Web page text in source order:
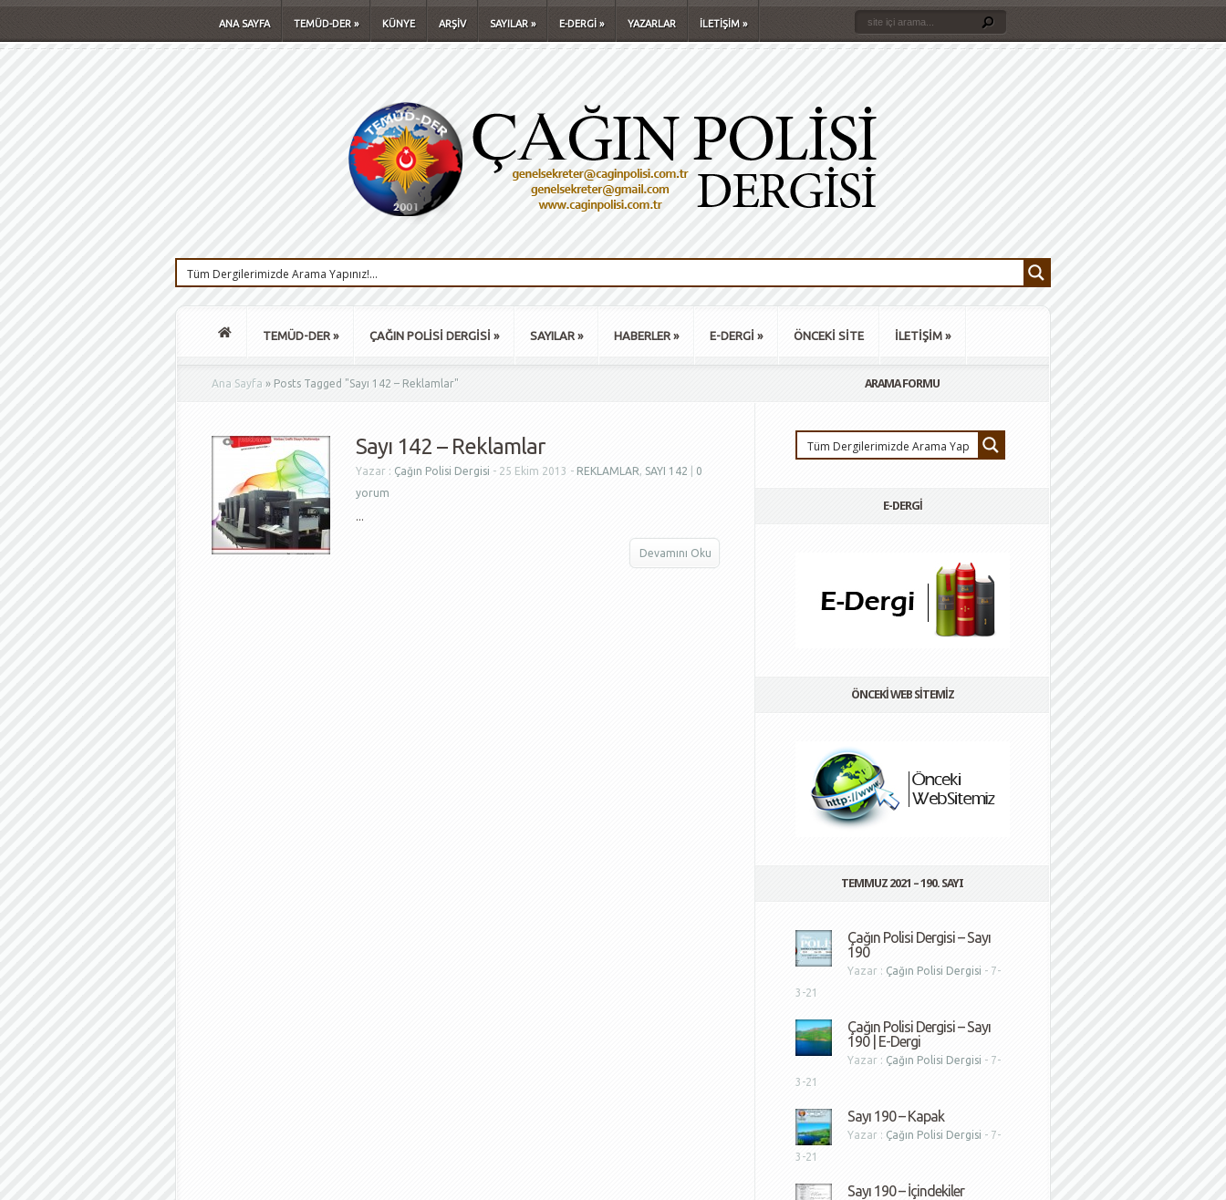
ANA SAYFA TEMÜD-DER » KÜNYE ARŞİV SAYILAR» E-DERGİ » YAZARLAR İLETİŞİM »
TEMÜD-DER » ÇAĞIN POLİSİ DERGİSİ » SAYILAR » HABERLER » E-DERGİ » ÖNCEKİ SİTE İLETİŞİM »
Ana Sayfa » Posts Tagged "Sayı 142 – Reklamlar"
Sayı 142 – Reklamlar
Yazar : Çağın Polisi Dergisi - 25 Ekim 2013 - REKLAMLAR, SAYI 142
0
yorum
...
Devamını Oku
ARAMA FORMU
E-DERGİ
ÖNCEKİ WEB SİTEMİZ
TEMMUZ 2021 – 190. SAYI
Çağın Polisi Dergisi – Sayı
190
Yazar : Çağın Polisi Dergisi - 7-
3-21
Çağın Polisi Dergisi – Sayı
190 | E-Dergi
Yazar : Çağın Polisi Dergisi - 7-
3-21
Sayı 190 – Kapak
Yazar : Çağın Polisi Dergisi - 7-
3-21
Sayı 190 – İçindekiler